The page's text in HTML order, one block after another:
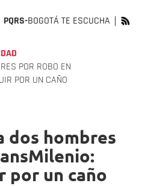
PQRS-BOGOTÁ TE ESCUCHA
POR ROBO EN
POR UN CAÑO
dos hombres
por un caño